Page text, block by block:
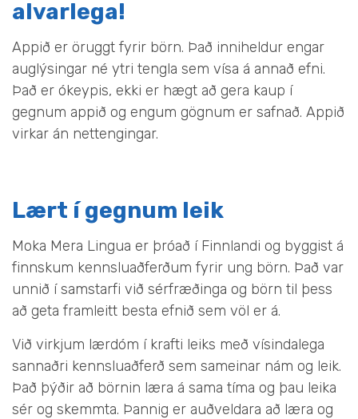
alvarlega!
Appið er öruggt fyrir börn. Það inniheldur engar
auglýsingar né ytri tengla sem vísa á annað efni.
Það er ókeypis, ekki er hægt að gera kaup í
gegnum appið og engum gögnum er safnað. Appið
virkar án nettengingar.
Lært í gegnum leik
Moka Mera Lingua er þróað í Finnlandi og byggist á
finnskum kennsluaðferðum fyrir ung börn. Það var
unnið í samstarfi við sérfræðinga og börn til þess
að geta framleitt besta efnið sem völ er á.
Við virkjum lærdóm í krafti leiks með vísindalega
sannaðri kennsluaðferð sem sameinar nám og leik.
Það þýðir að börnin læra á sama tíma og þau leika
sér og skemmta. Þannig er auðveldara að læra og